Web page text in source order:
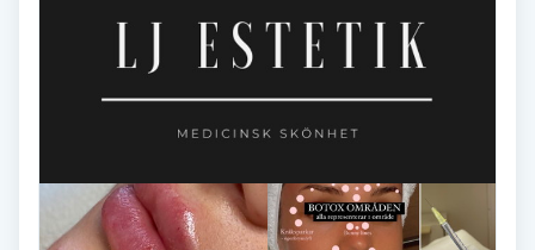
Brynplockning
Bröllopsuppsättning
Celluliter